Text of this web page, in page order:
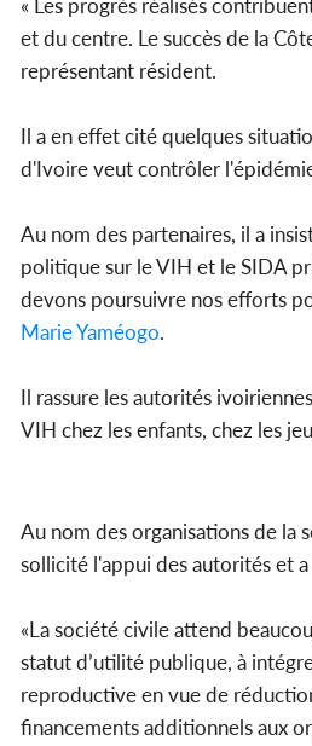
« Les progrès réalisés
et du centre. Le succès de la
représentant résident.
Il a en effet cité quelques
d'Ivoire veut contrôler
Au nom des partenaires, il a
politique sur le VIH et le SIDA
devons poursuivre nos efforts
Marie Yaméogo.
Il rassure les autorités
VIH chez les enfants, chez les
Au nom des organisations de la
sollicité l'appui des autorités et
«La société civile attend
statut d’utilité publique, à
reproductive en vue de
financements additionnels aux